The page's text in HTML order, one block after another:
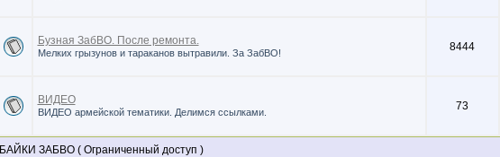
Бузная ЗабВО. После ремонта.
Мелких грызунов и тараканов вытравили. За ЗабВО! 8444
ВИДЕО
ВИДЕО армейской тематики. Делимся ссылками. 73
БАЙКИ ЗАБВО ( Ограниченный доступ )